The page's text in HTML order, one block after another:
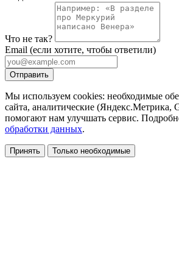
Что не так?
Email (если хотите, чтобы ответили)
Отправить
Мы используем cookies: необходимые
сайта, аналитические (Яндекс.Метрика,
помогают нам улучшать сервис.
обработки данных.
Принять Только необходимые